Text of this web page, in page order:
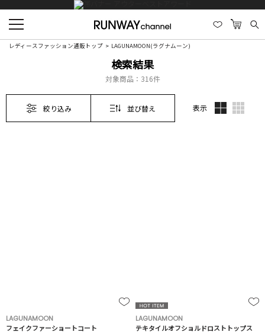
レディースファッション通販トップ LAGUNAMOON(ラグナムーン)
検索結果
対象商品： 316件
絞り込み 並び替え 表示
LAGUNAMOON
フェイクファーショートコート
LAGUNAMOON
テキタイルオフショルドロストトップス